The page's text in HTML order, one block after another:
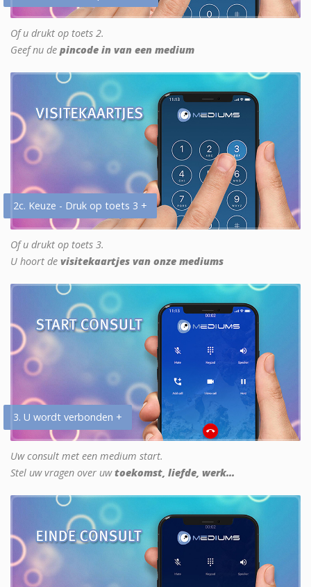
Of u drukt op toets 2.
Geef nu de pincode in van een medium
2c. Keuze - Druk op toets 3 +
Of u drukt op toets 3.
U hoort de visitekaartjes van onze mediums
3. U wordt verbonden +
Uw consult met een medium start.
Stel uw vragen over uwtoekomst, liefde, werk...